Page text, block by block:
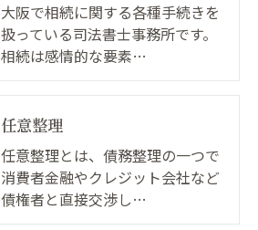
大阪で相続に関する各種手続きを
扱っている司法書士事務所です。
相続は感情的な要素…
任意整理
任意整理とは、債務整理の一つで
消費者金融やクレジット会社など
債権者と直接交渉し…